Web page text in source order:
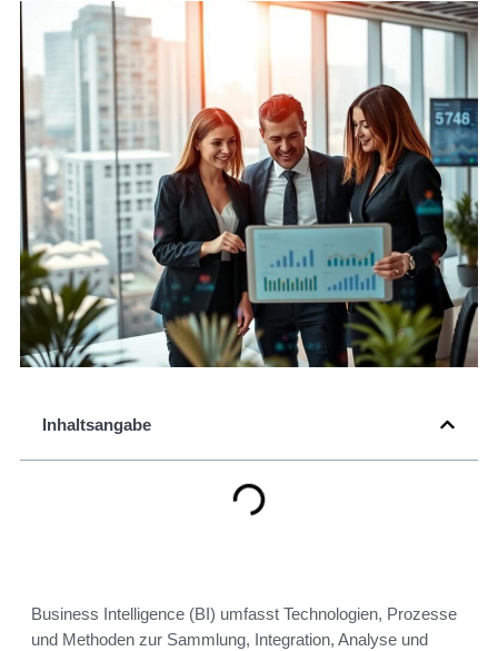
Inhaltsangabe
Business Intelligence (BI) umfasst Technologien, Prozesse
und Methoden zur Sammlung, Integration, Analyse und